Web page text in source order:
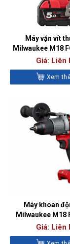
Máy vặn vít
Milwaukee M18
(SET)
Giá: Liên
Xem
Máy khoan
Milwaukee M18
(BARE)
Giá: Liên